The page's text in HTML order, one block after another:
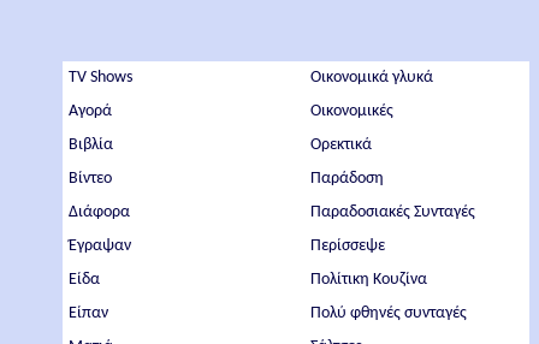
TV Shows
Αγορά
Βιβλία
Βίντεο
Διάφορα
Έγραψαν
Είδα
Είπαν
Οικονομικά γλυκά
Οικονομικές
Ορεκτικά
Παράδοση
Παραδοσιακές Συνταγές
Περίσσεψε
Πολίτικη Κουζίνα
Πολύ φθηνές συνταγές